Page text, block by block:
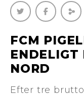
FCM
ENDELIGT
NORD
Efter tre